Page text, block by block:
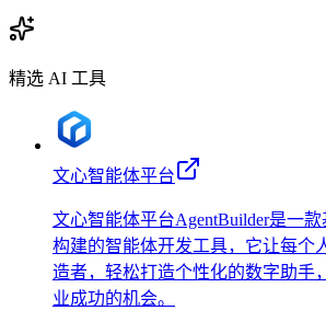
精选 AI 工具
文心智能体平台
文心智能体平台AgentBuilder是一
构建的智能体开发工具，它让每个
造者，轻松打造个性化的数字助手
业成功的机会。